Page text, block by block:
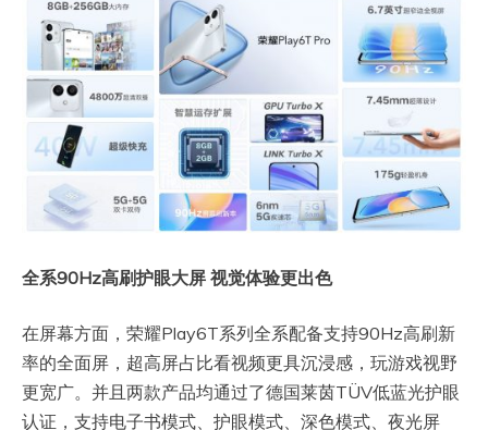
全系90Hz高刷护眼大屏 视觉体验更出色
在屏幕方面，荣耀Play6T系列全系配备支持90Hz高刷新
率的全面屏，超高屏占比看视频更具沉浸感，玩游戏视野
更宽广。并且两款产品均通过了德国莱茵TÜV低蓝光护眼
认证，支持电子书模式、护眼模式、深色模式、夜光屏